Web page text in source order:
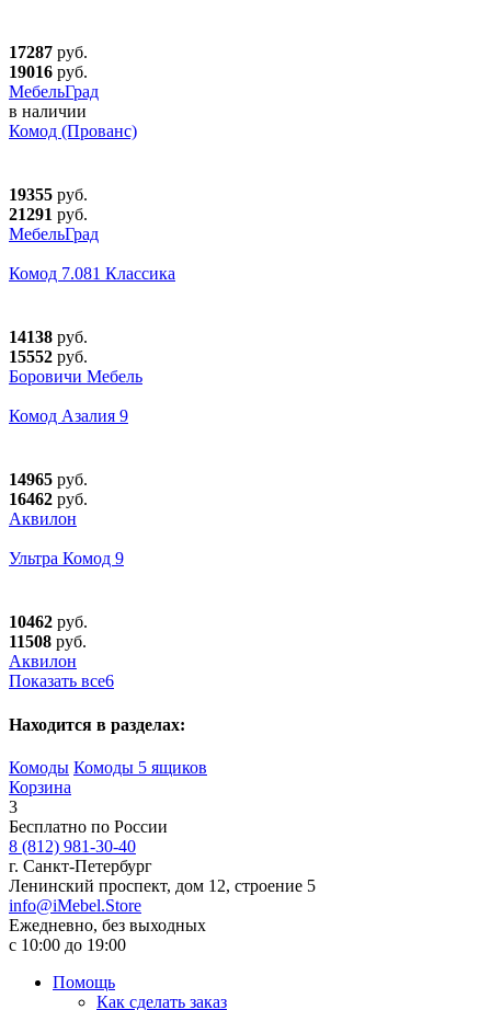
17287 руб.
19016 руб.
МебельГрад
в наличии
Комод (Прованс)
19355 руб.
21291 руб.
МебельГрад
Комод 7.081 Классика
14138 руб.
15552 руб.
Боровичи Мебель
Комод Азалия 9
14965 руб.
16462 руб.
Аквилон
Ультра Комод 9
10462 руб.
11508 руб.
Аквилон
Показать все6
Находится в разделах:
Комоды Комоды 5 ящиков
Корзина
3
Бесплатно по России
8 (812) 981-30-40
г. Санкт-Петербург
Ленинский проспект, дом 12, строение 5
info@iMebel.Store
Ежедневно, без выходных
с 10:00 до 19:00
Помощь
Как сделать заказ